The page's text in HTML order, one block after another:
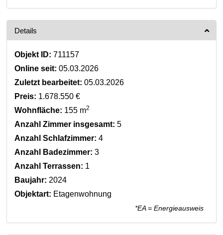
Details
Objekt ID: 711157
Online seit: 05.03.2026
Zuletzt bearbeitet: 05.03.2026
Preis: 1.678.550 €
Wohnfläche: 155 m2
Anzahl Zimmer insgesamt: 5
Anzahl Schlafzimmer: 4
Anzahl Badezimmer: 3
Anzahl Terrassen: 1
Baujahr: 2024
Objektart: Etagenwohnung
*EA = Energieausweis